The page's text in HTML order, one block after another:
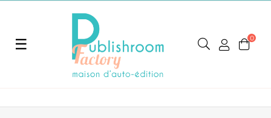
Basculer
navigation
☰ 0